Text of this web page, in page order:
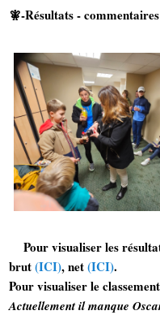
🧚-Résultats -
Pour visualiser les
brut(ICI), net(ICI).
Pour visualiser le
Actuellement il manque